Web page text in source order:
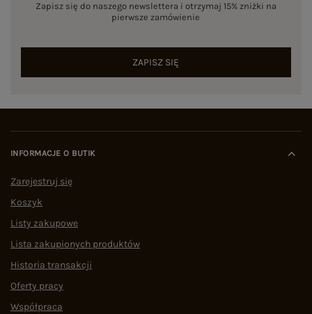
Zapisz się do naszego newslettera i otrzymaj 15% zniżki na
pierwsze zamówienie
ZAPISZ SIĘ
INFORMACJE O BUTIK
Zarejestruj się
Koszyk
Listy zakupowe
Lista zakupionych produktów
Historia transakcji
Oferty pracy
Współpraca